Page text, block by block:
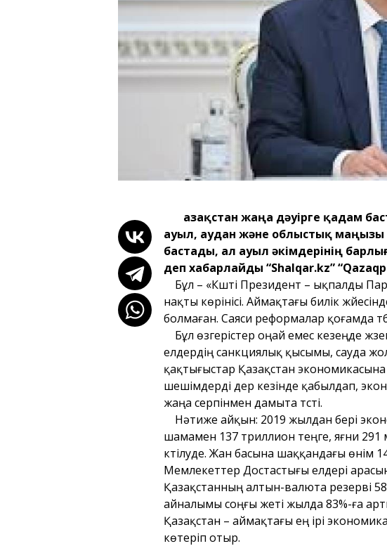
Қазақстан жаңа дәуірге қадам
ауыл, аудан және облыстық маңызы
бастады, ал ауыл әкімдерінің
деп хабарлайды “Shalqar.kz”
Бұл – «Күшті Президент – ықпалды
нақты көрінісі. Аймақтағы билік
болмаған. Саяси реформалар қоғамда
Бұл өзгерістер оңай емес кезеңде
елдердің санкциялық қысымы, сауда
қақтығыстар Қазақстан
шешімдерді дер кезінде қабылдап,
жаңа серпінмен дамыта түсті.
Нәтиже айқын: 2019 жылдан бері
шамамен 137 триллион теңге, яғни
күтілуде. Жан басына шаққандағы өнім
Мемлекеттер Достастығы елдері
Қазақстанның алтын-валюта резерві
айналымы соңғы жеті жылда 83%-ға
Қазақстан – аймақтағы ең ірі
көтеріп отыр.